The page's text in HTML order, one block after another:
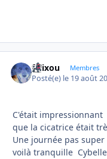
felixou Membres
Posté(e) le 19 août
C'était
que la cicatrice était
Une journée pas
voilà tranquille Cybelle